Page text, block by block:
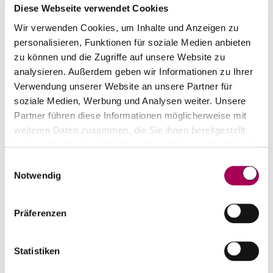
Diese Webseite verwendet Cookies
Wir verwenden Cookies, um Inhalte und Anzeigen zu
personalisieren, Funktionen für soziale Medien anbieten
zu können und die Zugriffe auf unsere Website zu
analysieren. Außerdem geben wir Informationen zu Ihrer
Verwendung unserer Website an unsere Partner für
soziale Medien, Werbung und Analysen weiter. Unsere
Partner führen diese Informationen möglicherweise mit
weiteren Daten zusammen, die Sie ihnen bereitgestellt
haben oder die sie im Rahmen Ihrer Nutzung der Dienste
Notwendig
Präferenzen
Statistiken
Capaia-Schiefer zum idealen Untergrund für
hochwertige und anspruchsvolle Rebsorten und
fruchtige Weine von delikatem Duft.
Geschichte
Capaia gehört zum neuen Südafrikanischen
Weinanbaugebiet Philadelphia nahe Durban
(Elefantenkopf). Es liegt etwa 30 km von
Auf dem Gebiet einer ehemaligen Weizenfarm
Essen und Alexander Baron von Essen angelegt.